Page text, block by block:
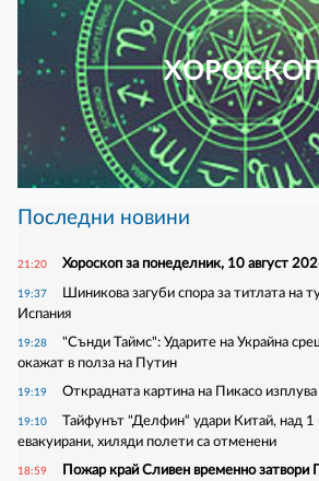
Последни новини
21:20 Хороскоп за понеделник, 10 август
19:37
Шиникова загуби спора за титлата на
Испания
19:28
"Сънди Таймс": Ударите на Украйна
окажат в полза на Путин
19:19 Открадната картина на Пикасо
19:10
Тайфунът "Делфин“ удари Китай, над
евакуирани, хиляди полети са отменени
18:59 Пожар край Сливен временно затвори